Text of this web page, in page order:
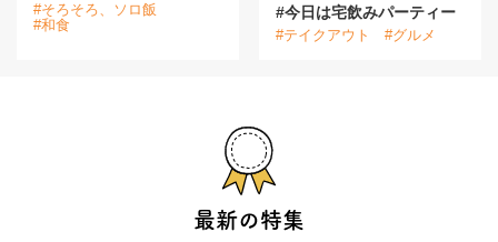
最新の特集
#そろそろ、ソロ飯
#和食
#今日は宅飲みパーティー
#テイクアウト #グルメ